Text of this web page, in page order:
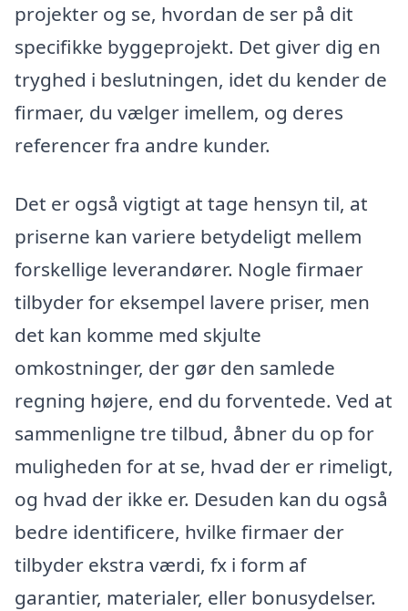
projekter og se, hvordan de ser på dit
specifikke byggeprojekt. Det giver dig en
tryghed i beslutningen, idet du kender de
firmaer, du vælger imellem, og deres
referencer fra andre kunder.
Det er også vigtigt at tage hensyn til, at
priserne kan variere betydeligt mellem
forskellige leverandører. Nogle firmaer
tilbyder for eksempel lavere priser, men
det kan komme med skjulte
omkostninger, der gør den samlede
regning højere, end du forventede. Ved at
sammenligne tre tilbud, åbner du op for
muligheden for at se, hvad der er rimeligt,
og hvad der ikke er. Desuden kan du også
bedre identificere, hvilke firmaer der
tilbyder ekstra værdi, fx i form af
garantier, materialer, eller bonusydelser.